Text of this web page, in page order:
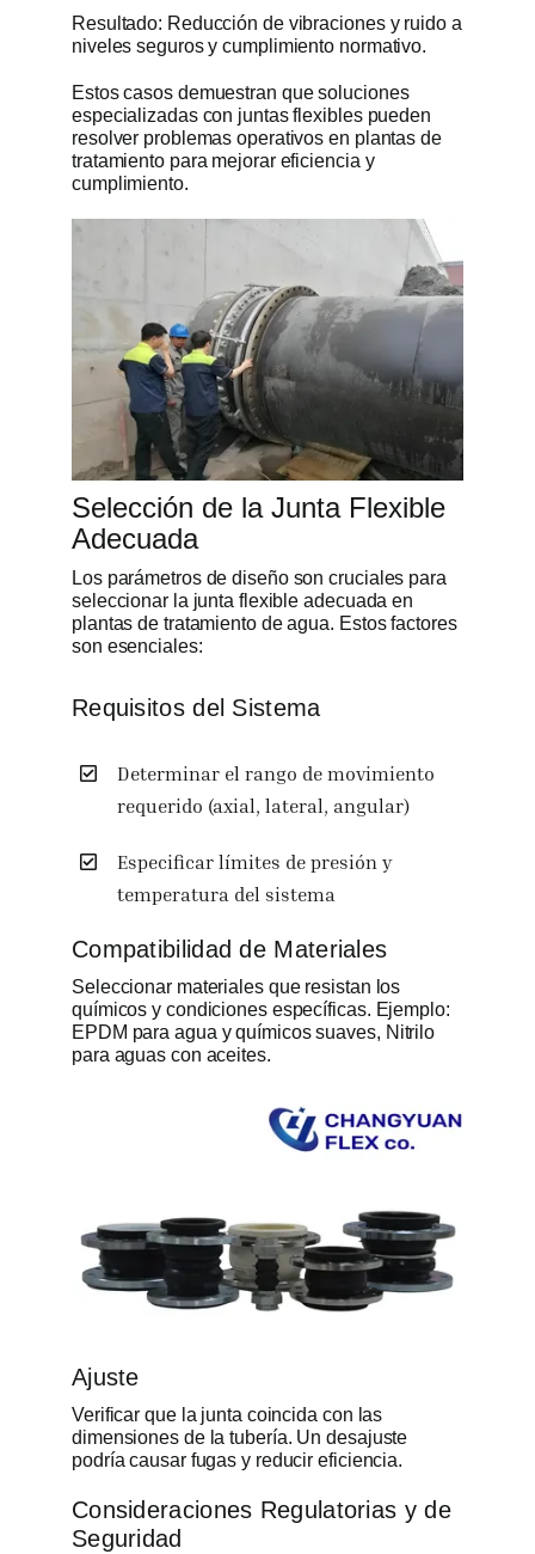
Resultado: Reducción de vibraciones y ruido a
niveles seguros y cumplimiento normativo.
Estos casos demuestran que soluciones
especializadas con juntas flexibles pueden
resolver problemas operativos en plantas de
tratamiento para mejorar eficiencia y
cumplimiento.
Selección de la Junta Flexible
Adecuada
Los parámetros de diseño son cruciales para
seleccionar la junta flexible adecuada en
plantas de tratamiento de agua. Estos factores
son esenciales:
Requisitos del Sistema
Determinar el rango de movimiento
requerido (axial, lateral, angular)
Especificar límites de presión y
temperatura del sistema
Compatibilidad de Materiales
Seleccionar materiales que resistan los
químicos y condiciones específicas. Ejemplo:
EPDM para agua y químicos suaves, Nitrilo
para aguas con aceites.
Ajuste
Verificar que la junta coincida con las
dimensiones de la tubería. Un desajuste
podría causar fugas y reducir eficiencia.
Consideraciones Regulatorias y de
Seguridad